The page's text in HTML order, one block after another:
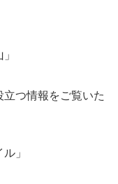
つ情報をご覧いた
」